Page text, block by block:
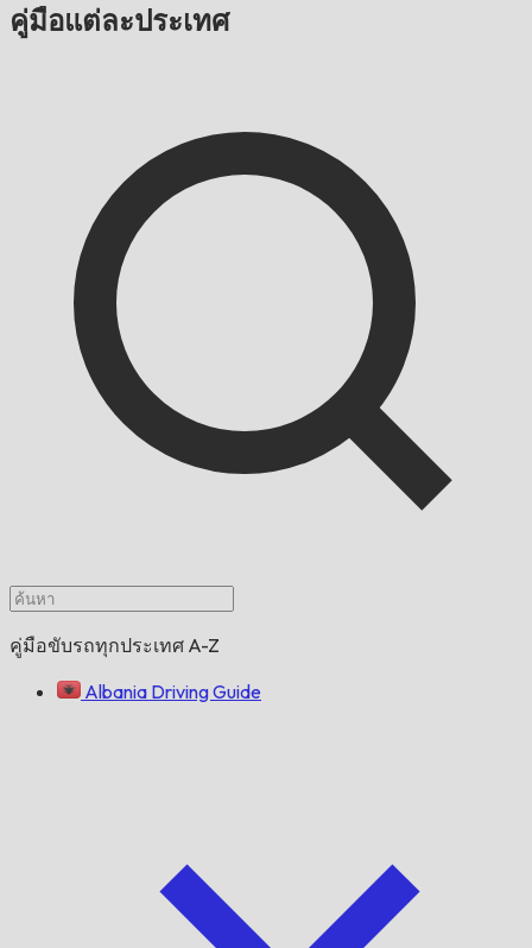
คู่มือแต่ละประเทศ
คู่มือขับรถทุกประเทศ A-Z
Albania Driving Guide